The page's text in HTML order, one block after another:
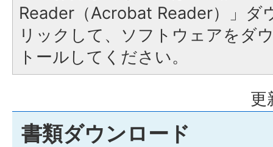
Reader（Acrobat Reader）」ダ
リックして、ソフトウェアをダ
トールしてください。
更
書類ダウンロード